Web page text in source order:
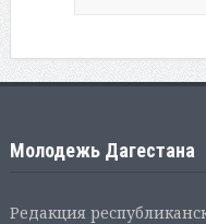
Молодежь Дагестана
Редакция